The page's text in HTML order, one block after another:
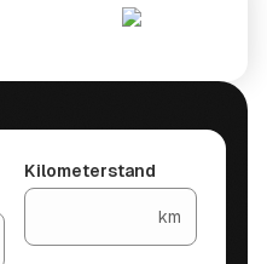
Kilometerstand
km